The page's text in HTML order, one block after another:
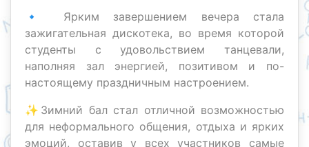
🔹 Ярким завершением вечера стала
зажигательная дискотека, во время которой
студенты с удовольствием танцевали,
наполняя зал энергией, позитивом и по-
настоящему праздничным настроением.
✨Зимний бал стал отличной возможностью
для неформального общения, отдыха и ярких
эмоций, оставив у всех участников самые